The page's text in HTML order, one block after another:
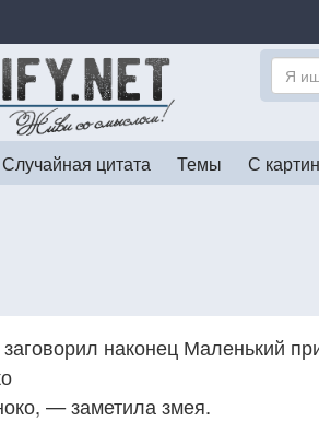
Случайная цитата Темы С
наконец Маленький
— заметила змея.